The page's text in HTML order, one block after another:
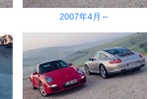
2007年4月～